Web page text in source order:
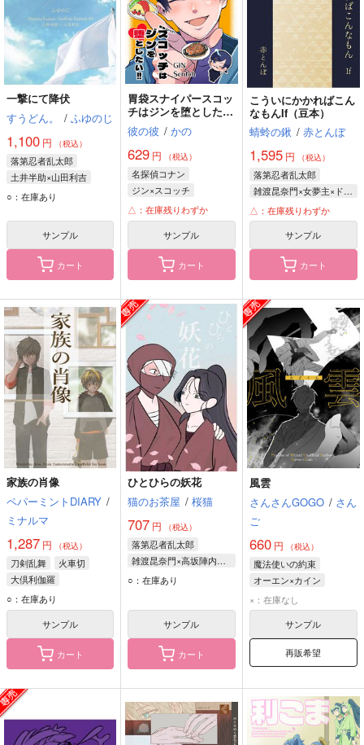
一撃にて降伏
すうどん。
/ ふゆのじ
1,100 円 （税込）
落第忍者乱太郎
土井半助×山田利吉
山田利吉
○：在庫あり
サンプル
カート
胃袋スナイパースコッ
チはジンを堕とした
い！
彼の彼 / かの
629 円 （税込）
名探偵コナン
ジン×スコッチ
諸伏景光
ジン
スコッチ
△：在庫残りわずか
サンプル
カート
こういにかかればこん
なもんIf（豆本）
蜻蛉の鍬 / 赤とんぼ
1,595円 （税込）
落第忍者乱太郎
雑渡昆奈門×女夢主×ドクササコのすご腕忍者
雑渡昆奈門
ドクササコのすご腕忍者
△：在庫残りわずか
サンプル
カート
家族の肖像
ペパーミントDIARY /
ミナルマ
1,287 円 （税込）
刀剣乱舞
火車切
大倶利伽羅
○：在庫あり
サンプル
カート
ひとひらの妖花
猫のお茶屋 / 桜猫
707 円 （税込）
落第忍者乱太郎
雑渡昆奈門×高坂陣内左衛門
雑渡昆奈門
○：在庫あり
サンプル
カート
風雲
さんさんGOGO / さん
ご
660円 （税込）
魔法使いの約束
オーエン×カイン
オーエン
×：在庫なし
サンプル
再販希望